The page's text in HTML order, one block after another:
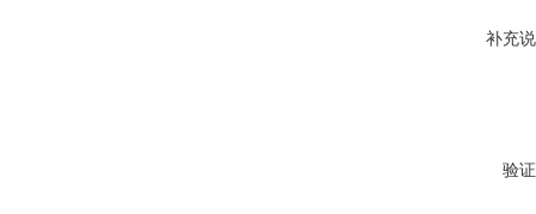
补充
验